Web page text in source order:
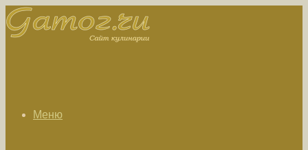
Меню